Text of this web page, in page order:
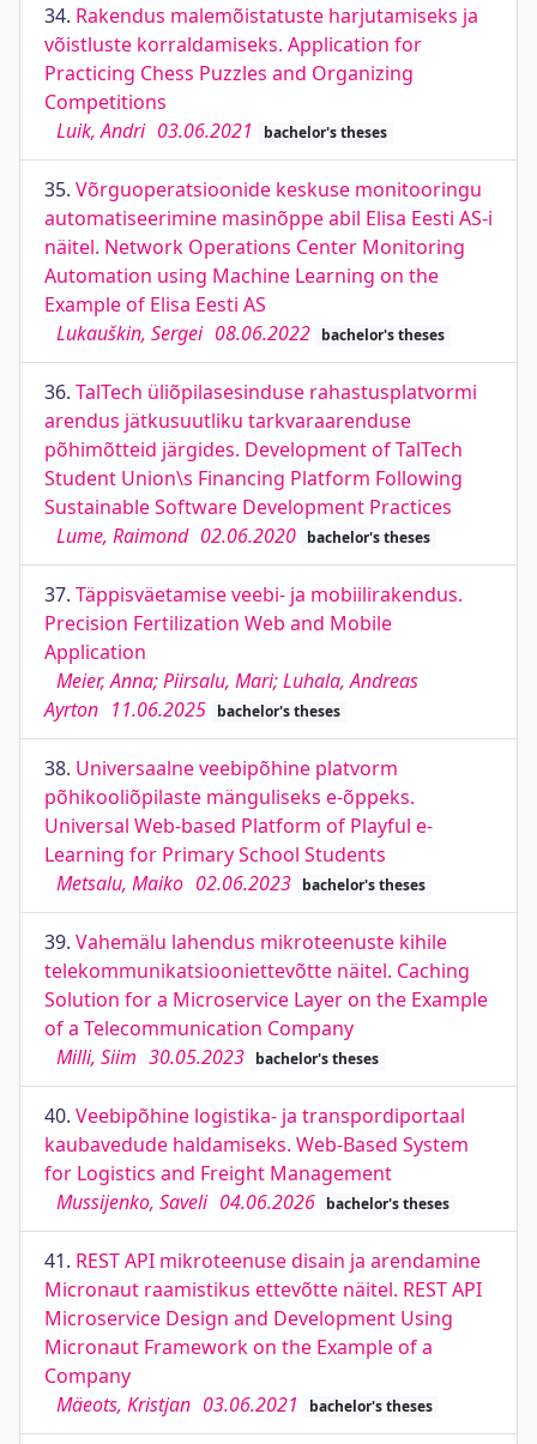
34. Rakendus malemõistatuste harjutamiseks ja
võistluste korraldamiseks. Application for
Practicing Chess Puzzles and Organizing
Competitions
Luik, Andri 03.06.2021 bachelor's theses
35. Võrguoperatsioonide keskuse monitooringu
automatiseerimine masinõppe abil Elisa Eesti AS-i
näitel. Network Operations Center Monitoring
Automation using Machine Learning on the
Example of Elisa Eesti AS
Lukauškin, Sergei 08.06.2022 bachelor's theses
36. TalTech üliõpilasesinduse rahastusplatvormi
arendus jätkusuutliku tarkvaraarenduse
põhimõtteid järgides. Development of TalTech
Student Union\s Financing Platform Following
Sustainable Software Development Practices
Lume, Raimond 02.06.2020 bachelor's theses
37. Täppisväetamise veebi- ja mobiilirakendus.
Precision Fertilization Web and Mobile
Application
Meier, Anna; Piirsalu, Mari; Luhala, Andreas
Ayrton 11.06.2025 bachelor's theses
38. Universaalne veebipõhine platvorm
põhikooliõpilaste mänguliseks e-õppeks.
Universal Web-based Platform of Playful e-
Learning for Primary School Students
Metsalu, Maiko 02.06.2023 bachelor's theses
39. Vahemälu lahendus mikroteenuste kihile
telekommunikatsiooniettevõtte näitel. Caching
Solution for a Microservice Layer on the Example
of a Telecommunication Company
Milli, Siim 30.05.2023 bachelor's theses
40. Veebipõhine logistika- ja transpordiportaal
kaubavedude haldamiseks. Web-Based System
for Logistics and Freight Management
Mussijenko, Saveli 04.06.2026 bachelor's theses
41. REST API mikroteenuse disain ja arendamine
Micronaut raamistikus ettevõtte näitel. REST API
Microservice Design and Development Using
Micronaut Framework on the Example of a
Company
Mäeots, Kristjan 03.06.2021 bachelor's theses